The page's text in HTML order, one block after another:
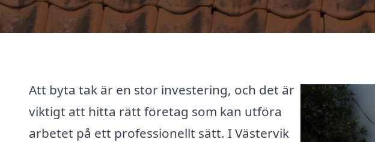
Att byta tak är en stor investering, och det är
viktigt att hitta rätt företag som kan utföra
arbetet på ett professionellt sätt. I Västervik